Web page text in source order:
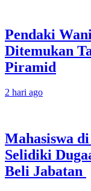
Pendaki
Ditemukan
Piramid
2 hari ago
Mahasiswa
Selidiki
Beli Jabatan